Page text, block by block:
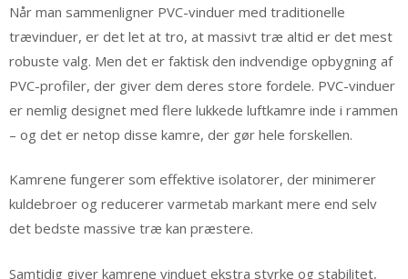
Når man sammenligner PVC-vinduer med traditionelle
trævinduer, er det let at tro, at massivt træ altid er det mest
robuste valg. Men det er faktisk den indvendige opbygning af
PVC-profiler, der giver dem deres store fordele. PVC-vinduer
er nemlig designet med flere lukkede luftkamre inde i rammen
– og det er netop disse kamre, der gør hele forskellen.
Kamrene fungerer som effektive isolatorer, der minimerer
kuldebroer og reducerer varmetab markant mere end selv
det bedste massive træ kan præstere.
Samtidig giver kamrene vinduet ekstra styrke og stabilitet,